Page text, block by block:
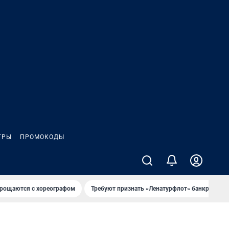
ПРОМОКОДЫ
с хореографом Требуют признать «Ленатурфлот» банкротом